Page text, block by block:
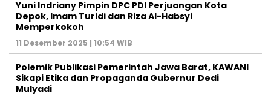
Yuni Indriany Pimpin DPC PDI Perjuangan Kota
Depok, Imam Turidi dan Riza Al-Habsyi
Memperkokoh
11 Desember 2025 | 10:54 WIB
Polemik Publikasi Pemerintah Jawa Barat, KAWANI
Sikapi Etika dan Propaganda Gubernur Dedi
Mulyadi